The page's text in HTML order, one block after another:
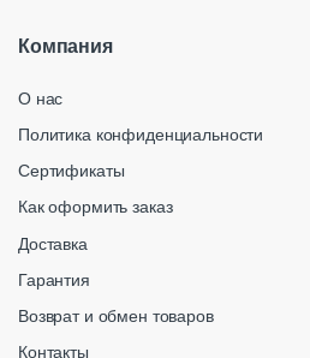
Компания
О нас
Политика конфиденциальности
Сертификаты
Как оформить заказ
Доставка
Гарантия
Возврат и обмен товаров
Контакты